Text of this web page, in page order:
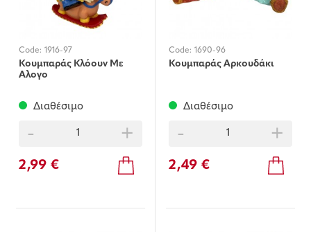
Code: 1916-97
Κουμπαράς Κλόουν Με
Αλογο
Διαθέσιμο
- +
2,99 €
Code: 1690-96
Κουμπαράς Αρκουδάκι
Διαθέσιμο
- +
2,49 €